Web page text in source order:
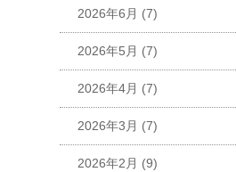
2026年6月 (7)
2026年5月 (7)
2026年4月 (7)
2026年3月 (7)
2026年2月 (9)